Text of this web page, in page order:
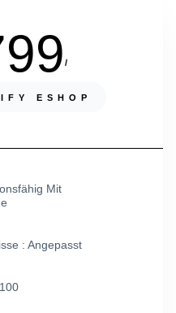
/
ESHOP
Mit
: Angepasst